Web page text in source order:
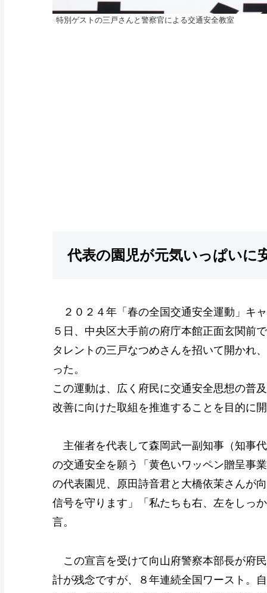
特別ゲストの三戸さんと警察官による交通安全教室
代表の園児が元気いっぱいに
２０２４年「春の全国交通安全運動」キ
５日、中央区大手前の府庁本館正面玄関前
タレントの三戸なつめさんを招いて開かれ
った。
この運動は、広く府民に交通安全思想の普
改善に向けた取組を推進することを目的に
主催者を代表して森岡武一副知事（知事
の交通安全を願う「黄色いワッペン贈呈事
の代表園児、原田詩音君と大橋依茉さんが
信号を守ります」「私たちも右、左をしっ
言。
この宣言を受けて向山府警察本部長が府
計が残念ですが、８年連続全国ワースト。